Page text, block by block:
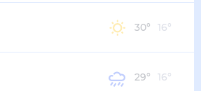
30° 16°
29° 16°